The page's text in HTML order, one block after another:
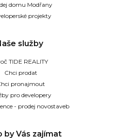
domu Modřany
projekty
služby
TIDE REALITY
Chci prodat
pronajmout
pro developery
- prodej novostaveb
by Vás zajímat